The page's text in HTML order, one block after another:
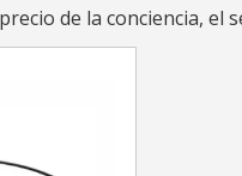
de la conciencia, el